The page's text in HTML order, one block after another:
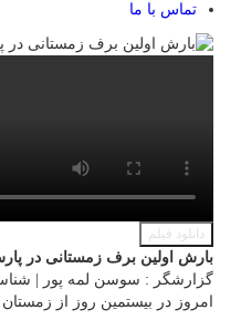
تماس با ما
دانلود فیلم
بارش اولین برف زمستانی در
گزارشگر : سوسن لمه پور
امروز در بیستمین روز از زمستان ۱۴۰۲، شهرهای شمالی استان اردبیل سفید پوششد برای اولین بار دانه های برف در این خطه از ایران اسلامی بر زمین نشست.